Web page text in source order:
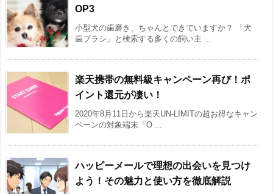
OP3
小型犬の歯磨き、ちゃんとできていますか？ 「犬
歯ブラシ」と検索する多くの飼い主 ...
楽天携帯の無料級キャンペーン再び！ポ
イント還元が凄い！
2020年8月11日から楽天UN-LIMITの超お得なキャン
ペーンの対象端末「O ...
ハッピーメールで理想の出会いを見つけ
よう！その魅力と使い方を徹底解説